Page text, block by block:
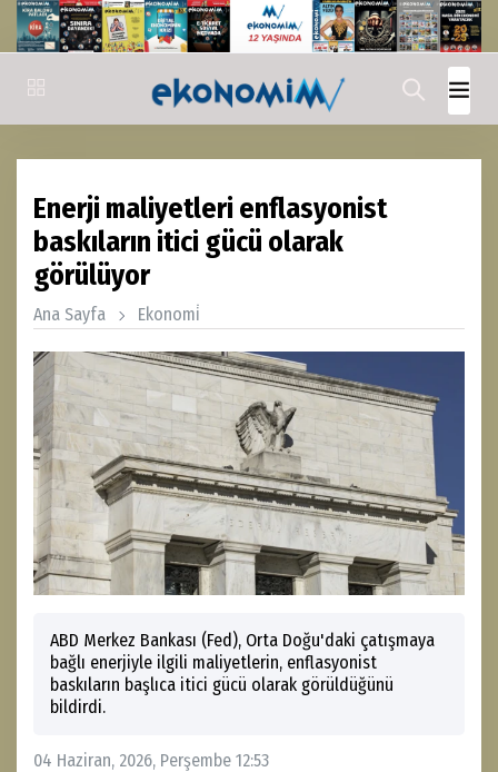
Enerji maliyetleri enflasyonist
baskıların itici gücü olarak
görülüyor
Ana Sayfa Ekonomi̇
ABD Merkez Bankası (Fed), Orta Doğu'daki çatışmaya
bağlı enerjiyle ilgili maliyetlerin, enflasyonist
baskıların başlıca itici gücü olarak görüldüğünü
bildirdi.
04 Haziran, 2026, Perşembe 12:53